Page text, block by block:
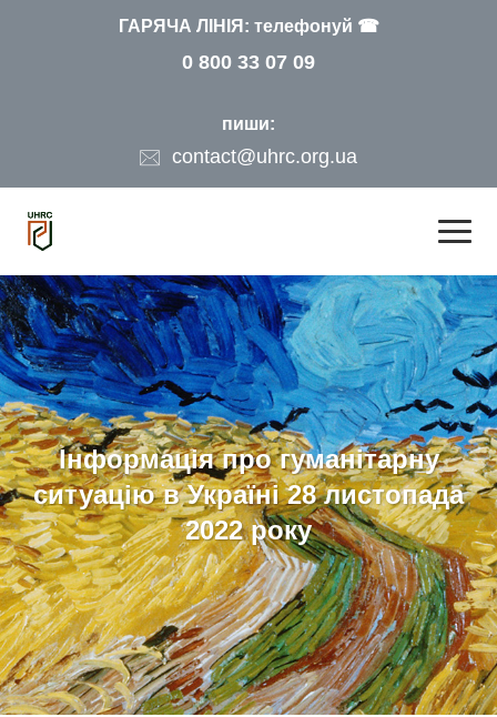
ГАРЯЧА ЛІНІЯ: телефонуй ☎
0 800 33 07 09
пиши:
contact@uhrc.org.ua
Інформація про гуманітарну
ситуацію в Україні 28 листопада
2022 року